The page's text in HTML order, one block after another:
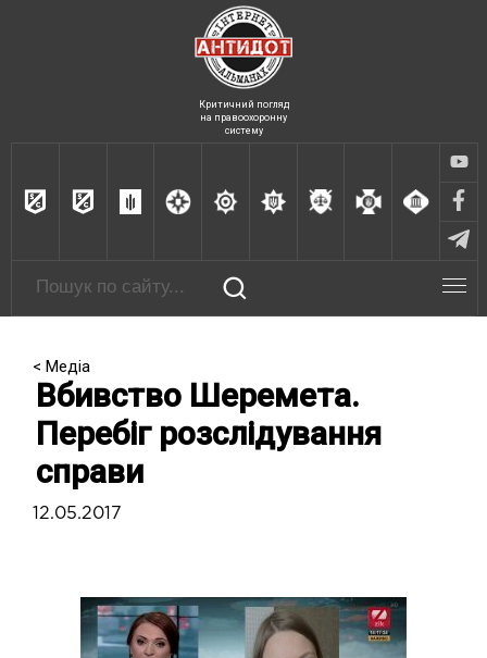
Критичний погляд
на правоохоронну
систему
< Медіа
Вбивство Шеремета.
Перебіг розслідування
справи
12.05.2017